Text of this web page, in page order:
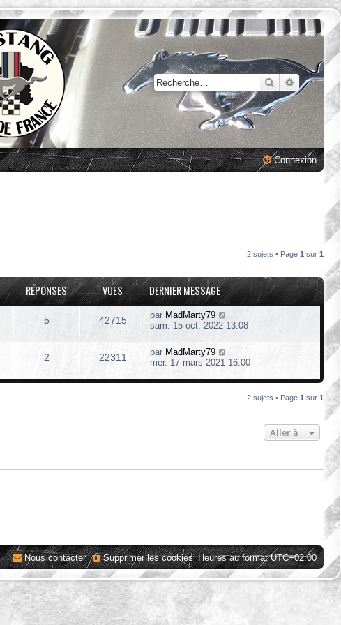
Rechercher
Connexion
2 sujets • Page 1 sur 1
RÉPONSES VUES DERNIER MESSAGE
5 42715 par MadMarty79
sam. 15 oct. 2022 13:08
2 22311 par MadMarty79
mer. 17 mars 2021 16:00
2 sujets • Page 1 sur 1
Aller à
Heures au formatUTC+02:00
Supprimer les cookies
Nous contacter